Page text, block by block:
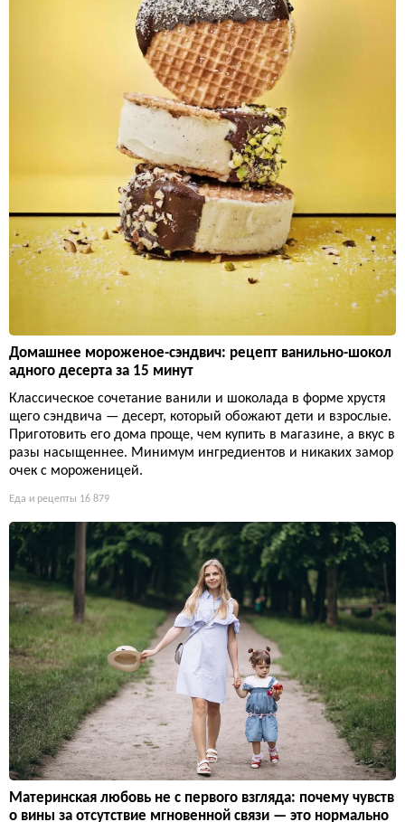
Домашнее мороженое-сэндвич: рецепт ванильно-шокол
адного десерта за 15 минут
Классическое сочетание ванили и шоколада в форме хрустя
щего сэндвича — десерт, который обожают дети и взрослые.
Приготовить его дома проще, чем купить в магазине, а вкус в
разы насыщеннее. Минимум ингредиентов и никаких замор
очек с мороженицей.
Еда и рецепты 16 879
Материнская любовь не с первого взгляда: почему чувств
о вины за отсутствие мгновенной связи — это нормально